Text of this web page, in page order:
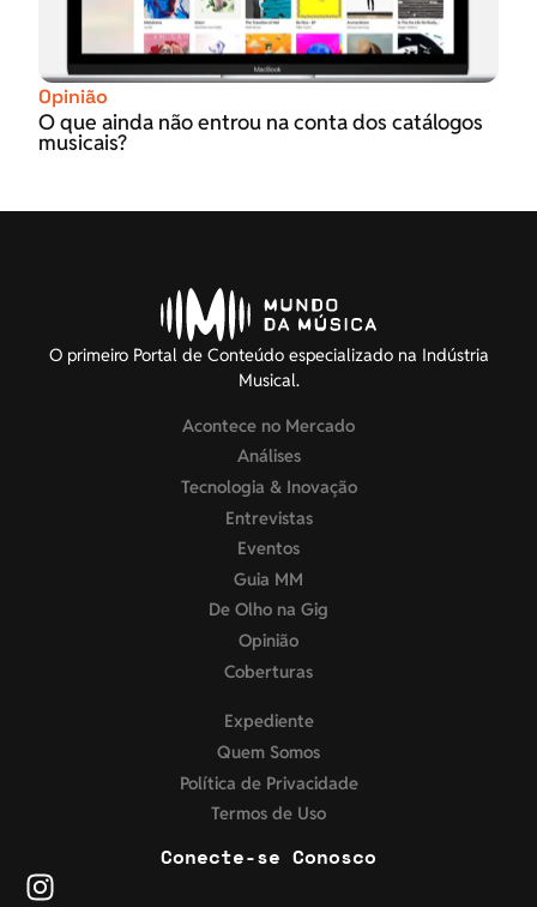
Opinião
O que ainda não entrou na conta dos catálogos
musicais?
O primeiro Portal de Conteúdo especializado na Indústria
Musical.
Acontece no Mercado
Análises
Tecnologia & Inovação
Entrevistas
Eventos
Guia MM
De Olho na Gig
Opinião
Coberturas
Expediente
Quem Somos
Política de Privacidade
Termos de Uso
Conecte-se Conosco